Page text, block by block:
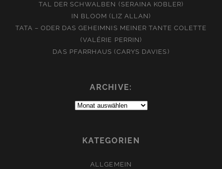
TAL DER SCHWALBEN (SERAINA KOBLER)
IN BLOOM (LIZ ALLAN)
TATA – ODER DAS GEHEIMNIS MEINER TANTE COLETTE
(VALÉRIE PERRIN)
DAS PFARRHAUS (CARYS DAVIES)
ARCHIVE:
Archive:
KATEGORIEN
ALLGEMEIN